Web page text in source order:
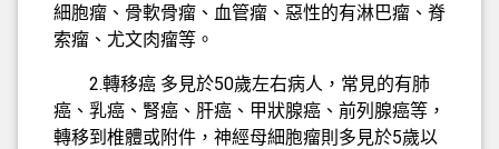
細胞瘤、骨軟骨瘤、血管瘤、惡性的有淋巴瘤、脊
索瘤、尤文肉瘤等。
2.轉移癌 多見於50歲左右病人，常見的有肺
癌、乳癌、腎癌、肝癌、甲狀腺癌、前列腺癌等，
轉移到椎體或附件，神經母細胞瘤則多見於5歲以